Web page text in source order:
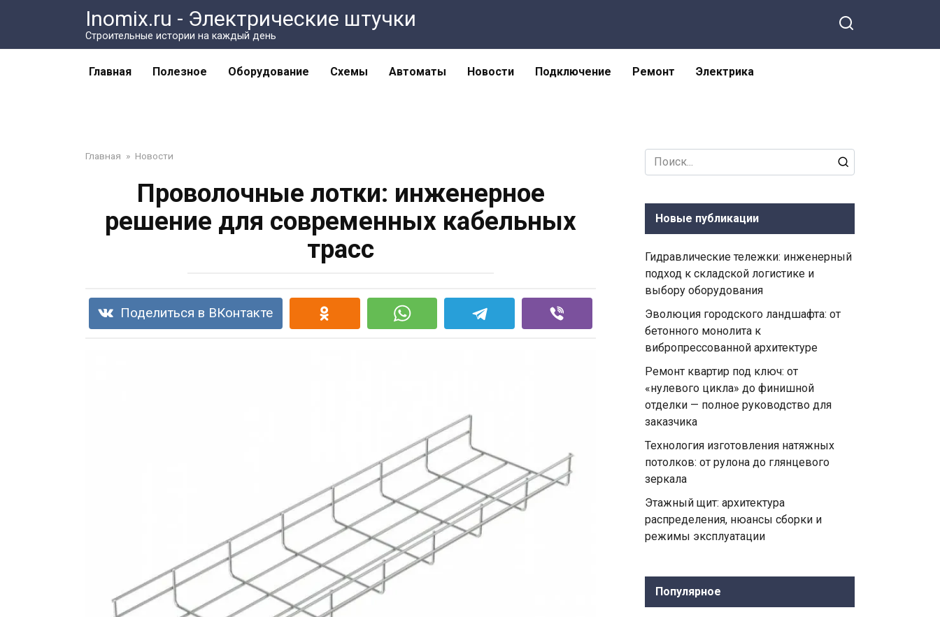
Inomix.ru - Электрические штучки
Cтроительные истории на каждый день
Главная Полезное Оборудование Схемы Автоматы Новости Подключение Ремонт Электрика
Главная » Новости
Проволочные лотки: инженерное
решение для современных кабельных
трасс
Поделиться в ВКонтакте
Search
for:
Новые публикации
Гидравлические тележки: инженерный
подход к складской логистике и
выбору оборудования
Эволюция городского ландшафта: от
бетонного монолита к
вибропрессованной архитектуре
Ремонт квартир под ключ: от
«нулевого цикла» до финишной
отделки — полное руководство для
заказчика
Технология изготовления натяжных
потолков: от рулона до глянцевого
зеркала
Этажный щит: архитектура
распределения, нюансы сборки и
режимы эксплуатации
Популярное